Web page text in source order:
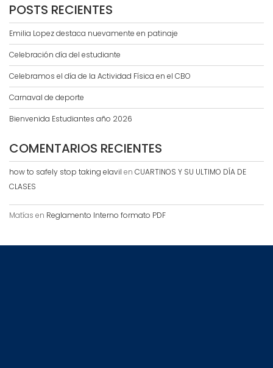
POSTS RECIENTES
Emilia Lopez destaca nuevamente en patinaje
Celebración día del estudiante
Celebramos el día de la Actividad Física en el CBO
Carnaval de deporte
Bienvenida Estudiantes año 2026
COMENTARIOS RECIENTES
how to safely stop taking elavil en CUARTINOS Y SU ULTIMO DÍA DE
CLASES
Matías en Reglamento Interno formato PDF